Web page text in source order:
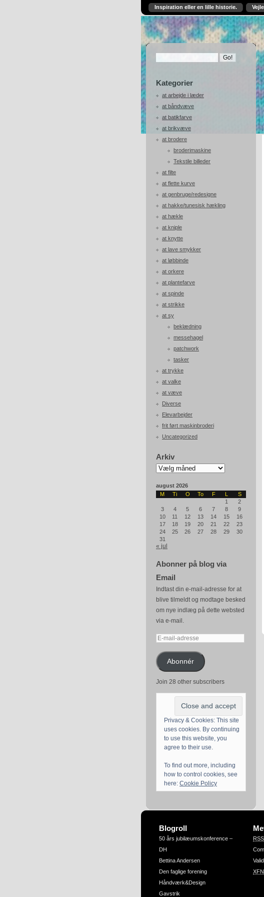
Inspiration eller en lille historie.
Kategorier
at arbejde i læder
at båndvæve
at batikfarve
at brikvæve
at brodere
broderimaskine
Tekstile billeder
at filte
at flette kurve
at genbruge/redesigne
at hakke/tunesisk hækling
at hækle
at kniple
at knytte
at lave smykker
at løbbinde
at orkere
at plantefarve
at spinde
at strikke
at sy
beklædning
messehagel
patchwork
tasker
at trykke
at valke
at væve
Diverse
Elevarbejder
frit ført maskinbroderi
Uncategorized
Arkiv
Arkiv
august 2026
M
Ti O To F L
S
1
2
3
4 5 6 7 8
9
10
11 12 13 14 15
16
17
18 19 20 21 22
23
24
25 26 27 28 29
30
31
« jul
Abonner på blog via
Email
Indtast din e-mail-adresse for at
blive tilmeldt og modtage besked
om nye indlæg på dette websted
via e-mail.
E-
adresseAbonnér
Join 28 other subscribers
Privacy & Cookies: This site
uses cookies. By continuing
to use this website, you
agree to their use.
To find out more, including
how to control cookies, see
here: Cookie Policy
Blogroll
50 års jubilæumskonference –
DH
Bettina Andersen
Den faglige forening
Håndværk&Design
Gavstrik
RSS
Valid
XFN